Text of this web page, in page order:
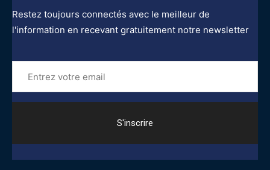
Restez toujours connectés avec le meilleur de
l'information en recevant gratuitement notre newsletter
Entrez
votre
email